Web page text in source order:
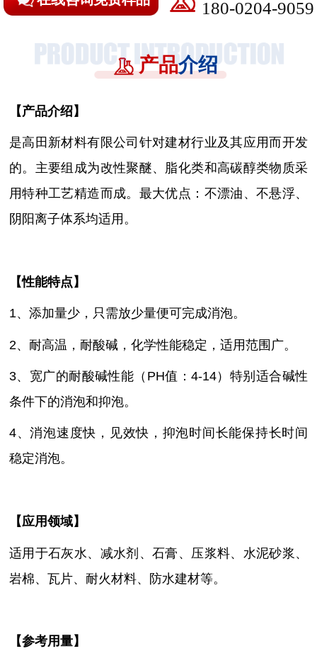
180-0204-9059
产品介绍
【产品介绍】
是高田新材料有限公司针对建材行业及其应用而开发
的。主要组成为改性聚醚、脂化类和高碳醇类物质采
用特种工艺精造而成。最大优点：不漂油、不悬浮、
阴阳离子体系均适用。
【性能特点】
1、添加量少，只需放少量便可完成消泡。
2、耐高温，耐酸碱，化学性能稳定，适用范围广。
3、 宽广的耐酸碱性能（ PH值：4-14）特别适合碱性
条件下的消泡和抑泡。
4、消泡速度快，见效快，抑泡时间长能保持长时间
稳定消泡。
【应用领域】
适用于石灰水、减水剂、石膏、压浆料、水泥砂浆、
岩棉、瓦片、耐火材料、防水建材等。
【参考用量】